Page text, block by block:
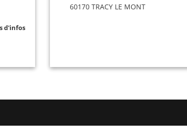
d'infos
60170 TRACY LE MONT